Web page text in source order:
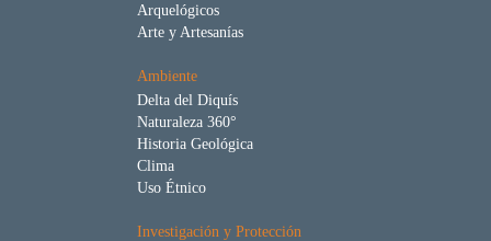
Arquelógicos
Arte y Artesanías
Ambiente
Delta del Diquís
Naturaleza 360°
Historia Geológica
Clima
Uso Étnico
Investigación y Protección